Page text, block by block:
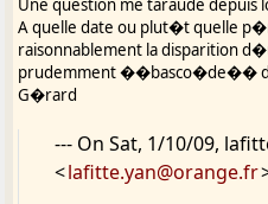
Une question me taraude depuis
A quelle date ou plut�t quelle
raisonnablement la disparition
prudemment ��basco�de��
G�rard
--- On Sat, 1/10/09,
<lafitte.yan@orange.fr